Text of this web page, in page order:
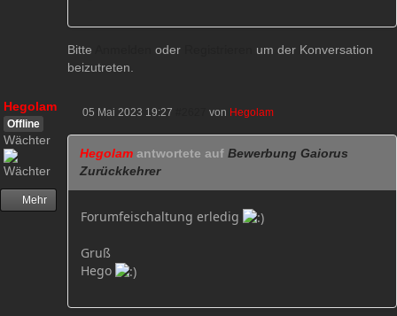
Bitte oder
um der Konversation
beizutreten.
Hegolam
Offline
Wächter
Mehr
05 Mai 2023 19:27 von Hegolam
Hegolam antwortete aufBewerbung Gaiorus
Zurückkehrer
Forumfeischaltung erledig
Gruß
Hego